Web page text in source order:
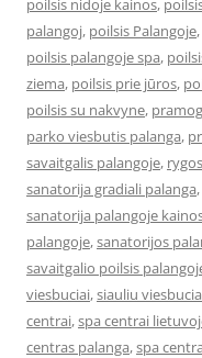
poilsis nidoje kainos,
palangoj, poilsis Palangoje,
poilsis palangoje spa,
ziema, poilsis prie jūros,
poilsis su nakvyne,
parko viesbutis palanga,
savaitgalis palangoje,
sanatorija gradiali palanga,
sanatorija palangoje
palangoje,sanatorijos
savaitgalio poilsis
viesbuciai,siauliu
centrai,spa centrai
centras palanga,spa